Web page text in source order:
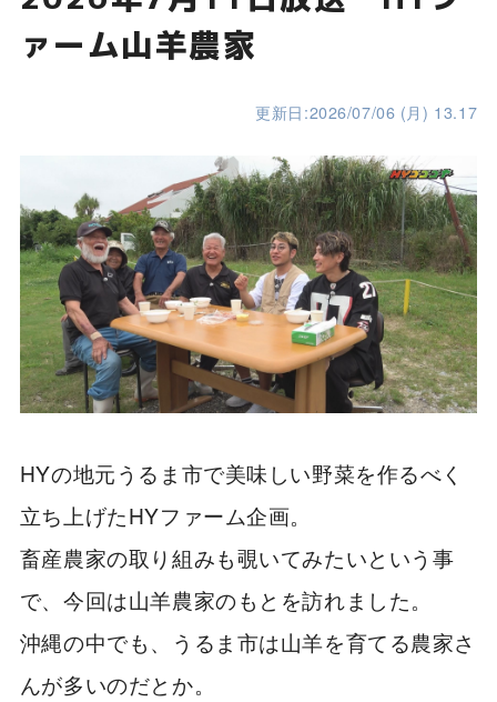
ァーム山羊農家
更新日:2026/07/06 (月) 13.17
HYの地元うるま市で美味しい野菜を作るべく
立ち上げたHYファーム企画。
畜産農家の取り組みも覗いてみたいという事
で、今回は山羊農家のもとを訪れました。
沖縄の中でも、うるま市は山羊を育てる農家さ
んが多いのだとか。